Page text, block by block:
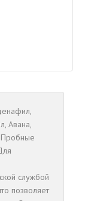
,
, Авана,
Пробные
службой
позволяет